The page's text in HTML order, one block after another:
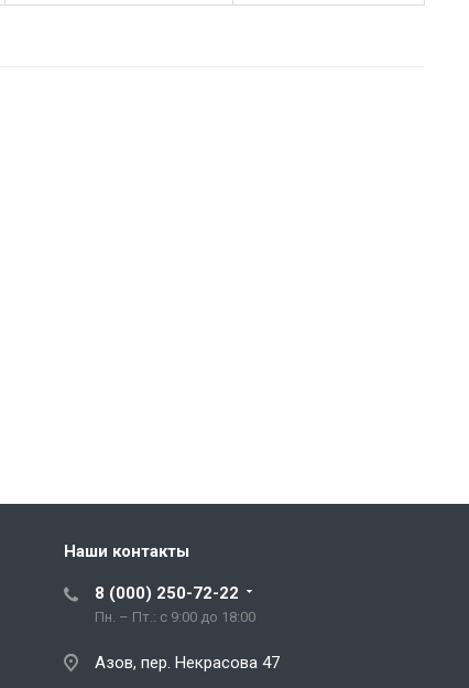
Наши контакты
8 (000) 250-72-22
Пн. – Пт.: с 9:00 до 18:00
Азов, пер. Некрасова 47